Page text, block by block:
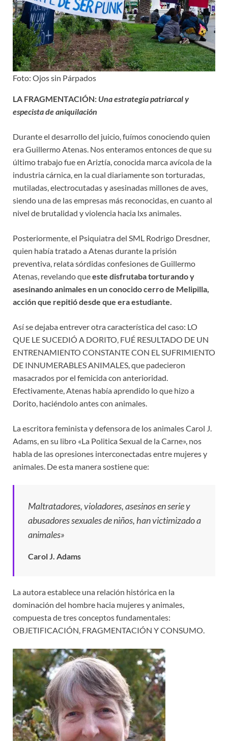
Foto: Ojos sin Párpados
LA FRAGMENTACIÓN: Una estrategia patriarcal y
especista de aniquilación
Durante el desarrollo del juicio, fuímos conociendo quien
era Guillermo Atenas. Nos enteramos entonces de que su
último trabajo fue en Ariztía, conocida marca avícola de la
industria cárnica, en la cual diariamente son torturadas,
mutiladas, electrocutadas y asesinadas millones de aves,
siendo una de las empresas más reconocidas, en cuanto al
nivel de brutalidad y violencia hacia lxs animales.
Posteriormente, el Psiquiatra del SML Rodrigo Dresdner,
quien había tratado a Atenas durante la prisión
preventiva, relata sórdidas confesiones de Guillermo
Atenas, revelando queeste disfrutaba torturando y
asesinando animales en un conocido cerro de Melipilla,
acción que repitió desde que era estudiante.
Así se dejaba entrever otra característica del caso: LO
QUE LE SUCEDIÓ A DORITO, FUÉ RESULTADO DE UN
ENTRENAMIENTO CONSTANTE CON EL SUFRIMIENTO
DE INNUMERABLES ANIMALES, que padecieron
masacrados por el femicida con anterioridad.
Efectivamente, Atenas había aprendido lo que hizo a
Dorito, haciéndolo antes con animales.
La escritora feminista y defensora de los animales Carol J.
Adams, en su libro «La Politica Sexual de la Carne», nos
habla de las opresiones interconectadas entre mujeres y
animales. De esta manera sostiene que:
Maltratadores, violadores, asesinos en serie y
abusadores sexuales de niños, han victimizado a
animales»
Carol J. Adams
La autora establece una relación histórica en la
dominación del hombre hacia mujeres y animales,
compuesta de tres conceptos fundamentales:
OBJETIFICACIÓN, FRAGMENTACIÓN Y CONSUMO.